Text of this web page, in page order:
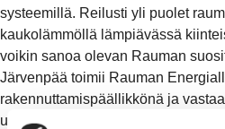
systeemillä. Reilusti yli puolet
kaukolämmöllä lämpiävässä
voikin sanoa olevan Rauman
Järvenpää toimii Rauman
rakennuttamispäällikkönä ja
uusien kaukolämpöliittymien